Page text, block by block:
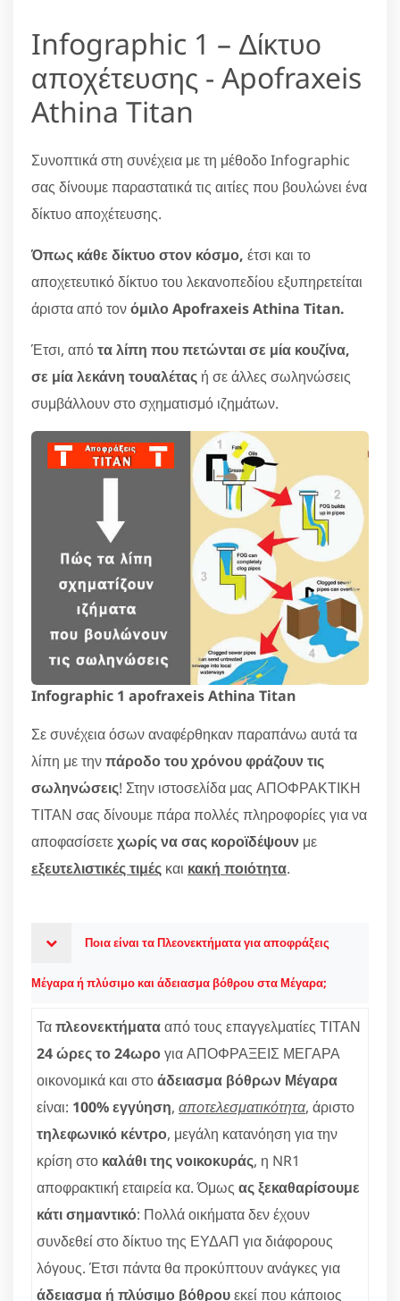
Infographic 1 – Δίκτυο
αποχέτευσης - Apofraxeis
Athina Titan
Συνοπτικά στη συνέχεια με τη μέθοδο Infographic
σας δίνουμε παραστατικά τις αιτίες που βουλώνει ένα
δίκτυο αποχέτευσης.
Όπως κάθε δίκτυο στον κόσμο, έτσι και το
αποχετευτικό δίκτυο του λεκανοπεδίου εξυπηρετείται
άριστα από τονόμιλο Apofraxeis Athina Titan.
Έτσι, απότα λίπη που πετώνται σε μία κουζίνα,
σε μία λεκάνη τουαλέτας ή σε άλλες σωληνώσεις
συμβάλλουν στο σχηματισμό ιζημάτων.
Infographic 1 apofraxeis Athina Titan
Σε συνέχεια όσων αναφέρθηκαν παραπάνω αυτά τα
λίπη με τηνπάροδο του χρόνου φράζουν τις
σωληνώσεις! Στην ιστοσελίδα μας ΑΠΟΦΡΑΚΤΙΚΗ
ΤΙΤΑΝ σας δίνουμε πάρα πολλές πληροφορίες για να
αποφασίσετεχωρίς να σας κοροϊδέψουν με
εξευτελιστικές τιμές και κακή ποιότητα.
Ποια είναι τα Πλεονεκτήματα για αποφράξεις
Μέγαρα ή πλύσιμο και άδειασμα βόθρου στα Μέγαρα;
Ταπλεονεκτήματααπό τους επαγγελματίες ΤΙΤΑΝ
24 ώρες το 24ωρογια ΑΠΟΦΡΑΞΕΙΣ ΜΕΓΑΡΑ
οικονομικά και στοάδειασμα βόθρων Μέγαρα
είναι: 100% εγγύηση, αποτελεσματικότητα, άριστο
τηλεφωνικό κέντρο, μεγάλη κατανόηση για την
κρίση στο καλάθι της νοικοκυράς, η NR1
αποφρακτική εταιρεία κα. Όμως ας ξεκαθαρίσουμε
κάτι σημαντικό: Πολλά οικήματα δεν έχουν
συνδεθεί στο δίκτυο της ΕΥΔΑΠ για διάφορους
λόγους. Έτσι πάντα θα προκύπτουν ανάγκες για
άδειασμα ή πλύσιμο βόθρουεκεί που κάποιος